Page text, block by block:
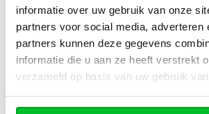
informatie over uw gebruik van onze
partners voor social media, adverteren
partners kunnen deze gegevens
informatie die u aan ze heeft verstrekt
verzameld op basis van uw gebruik
J'ai une installation de pompe
(hybride), puis-je utiliser tous les
radiateurs du site ?
Puis-je utiliser tous les
en combinaison avec un